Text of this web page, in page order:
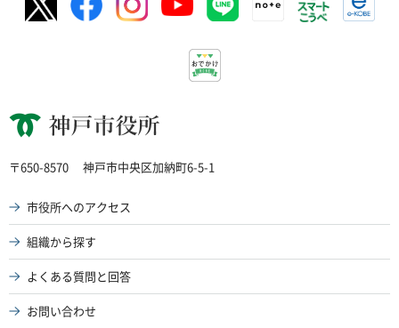
神戸市役所
〒650-8570 神戸市中央区加納町6-5-1
市役所へのアクセス
組織から探す
よくある質問と回答
お問い合わせ